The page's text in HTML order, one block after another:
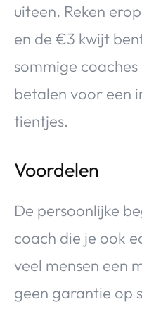
uiteen. Reken
en de €3 kwijt
sommige
betalen voor een
tientjes.
Voordelen
De persoonlijke
coach die je ook
veel mensen een
geen garantie op